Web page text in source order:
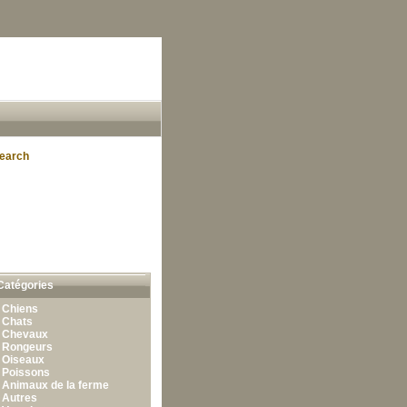
Chiens
Chats
Chevaux
Rongeurs
Oiseaux
Poissons
Animaux de la ferme
Autres